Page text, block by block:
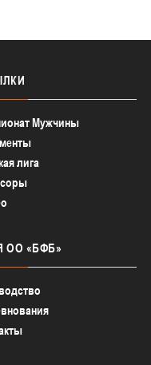
Мужчины
лига
ОО «БФБ»